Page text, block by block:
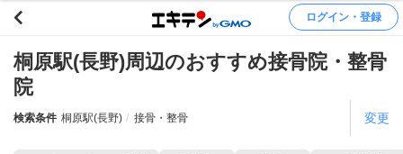
ログイン・登録
桐原駅(長野)周辺のおすすめ接骨院・整骨
院
検索条件 桐原駅(長野) 接骨・整骨 変更